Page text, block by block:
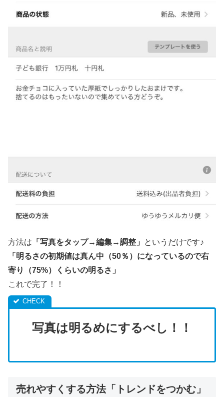
方法は 「写真をタップ→編集→調整」
というだけです♪
「明るさの初期値は真ん中（50％）になっているので右
寄り（75%）くらいの明るさ」
これで完了！！
写真は明るめにするべし！！
売れやすくする方法「トレンドをつかむ」